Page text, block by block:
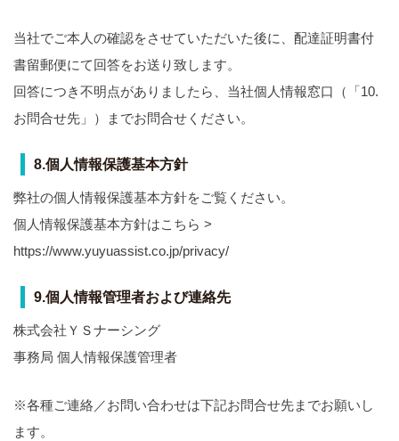
当社でご本人の確認をさせていただいた後に、配達証明書付
書留郵便にて回答をお送り致します。
回答につき不明点がありましたら、当社個人情報窓口（「10.
お問合せ先」）までお問合せください。
8.個人情報保護基本方針
弊社の個人情報保護基本方針をご覧ください。
個人情報保護基本方針はこちら >
https://www.yuyuassist.co.jp/privacy/
9.個人情報管理者および連絡先
株式会社ＹＳナーシング
事務局 個人情報保護管理者
※各種ご連絡／お問い合わせは下記お問合せ先までお願いし
ます。